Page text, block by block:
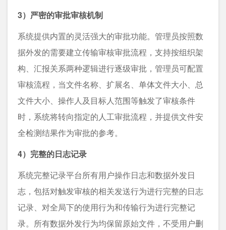
3）严密的审批审核机制
系统提供内置的灵活强大的审批功能。管理员按照数
据外发的需要建立传输审核审批流程，支持按组织架
构、汇报关系两种逻辑进行逐级审批，管理员可配置
审核流程，当文件名称、扩展名、单体文件大小、总
文件大小、操作人及目标人范围等触发了审核条件
时，系统将转向指定的人工审批流程，并提供文件安
全检测结果作为审批的参考。
4）完整的日志记录
系统完整记录平台所有用户操作日志和数据外发日
志，包括对触发审核的相关发送行为进行完整的日志
记录、对全局下的使用行为和传输行为进行完整记
录。所有数据外发行为均保留原始文件，不受用户删